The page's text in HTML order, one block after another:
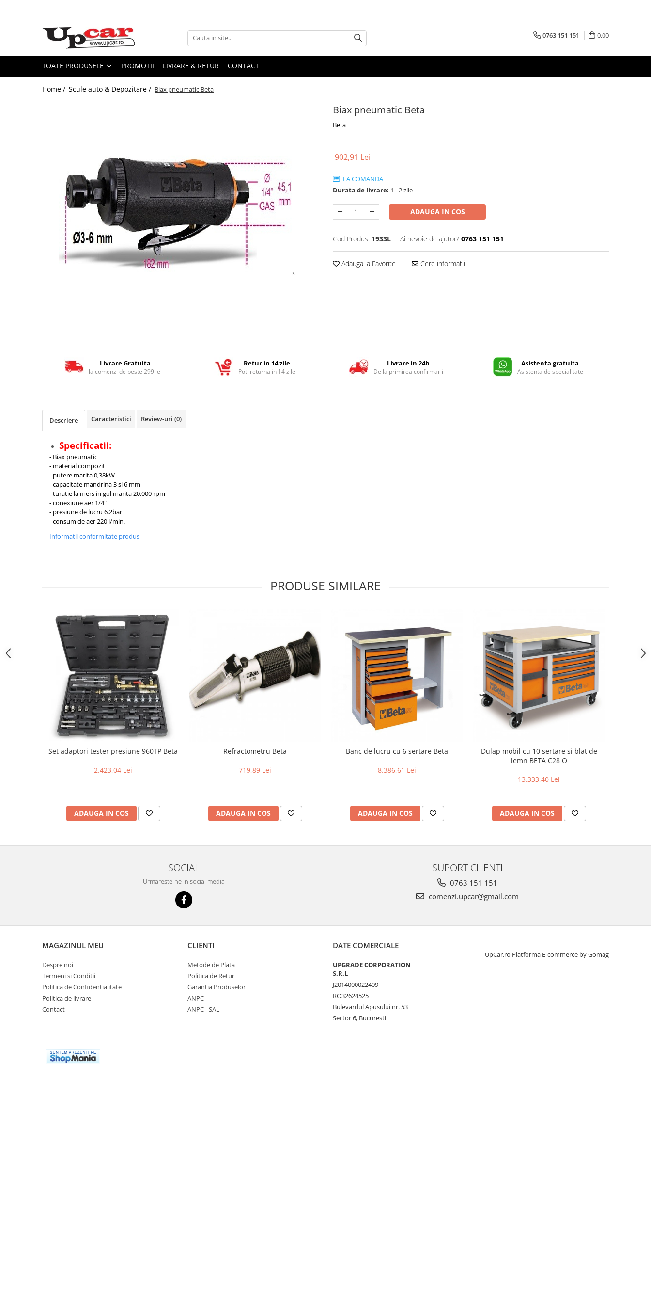
Toate Produsele
Scutere Electrice
Trotinete Electrice
Biciclete Electrice
Statii radio auto CB
Statii radio walkie talkie
Accesorii statii radio
Accesorii diverse
Rame adaptoare
Condensatoare
Adaptoare Hi-Low
Camere auto
Securitate & Confort
Aparate frigorifice
Accesorii frigorifice
Accesorii confort
Suport bicicleta & Portbagaje
Suporturi biciclete
Suporturi Schiuri & Placi
Bare transversale
Dulapuri mobile cu scule
Prese extractoare
Electrice si Electronice
Electrocasnice Mici
Audio & Video
0763 151 151 0,00
TOATE PRODUSELE PROMOTII LIVRARE & RETUR CONTACT
Home / Scule auto & Depozitare / Biax pneumatic Beta
Biax pneumatic Beta
Beta
902,91 Lei
LA COMANDA
Durata de livrare: 1 - 2 zile
ADAUGA IN COS
Cod Produs: 1933L Ai nevoie de ajutor? 0763 151 151
Adauga la Favorite Cere informatii
Livrare Gratuita
la comenzi de peste 299 lei
Retur in 14 zile
Poti returna in 14 zile
Livrare in 24h
De la primirea confirmarii
Asistenta gratuita
Asistenta de specialitate
Descriere Caracteristici Review-uri (0)
Specificatii:
- Biax pneumatic
- material compozit
- putere marita 0,38kW
- capacitate mandrina 3 si 6 mm
- turatie la mers in gol marita 20.000 rpm
- conexiune aer 1/4"
- presiune de lucru 6,2bar
- consum de aer 220 l/min.
Informatii conformitate produs
PRODUSE SIMILARE
Set adaptori tester presiune 960TP Beta
2.423,04 Lei
ADAUGA IN COS
Refractometru Beta
719,89 Lei
ADAUGA IN COS
Banc de lucru cu 6 sertare Beta
8.386,61 Lei
ADAUGA IN COS
Dulap mobil cu 10 sertare si blat de
lemn BETA C28 O
13.333,40 Lei
ADAUGA IN COS
SOCIAL
Urmareste-ne in social media
SUPORT CLIENTI
0763 151 151
comenzi.upcar@gmail.com
MAGAZINUL MEU
Despre noi
Termeni si Conditii
Politica de Confidentialitate
Politica de livrare
Contact
CLIENTI
Metode de Plata
Politica de Retur
Garantia Produselor
ANPC
ANPC - SAL
DATE COMERCIALE
UPGRADE CORPORATION
S.R.L
J2014000022409
RO32624525
Bulevardul Apusului nr. 53
Sector 6, Bucuresti
UpCar.ro Platforma E-commerce by Gomag